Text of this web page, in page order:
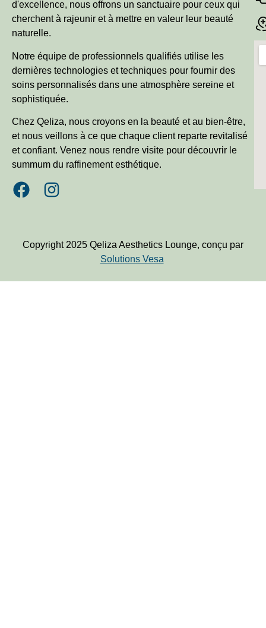
d'excellence, nous offrons un sanctuaire pour ceux qui
cherchent à rajeunir et à mettre en valeur leur beauté
naturelle.
Notre équipe de professionnels qualifiés utilise les
dernières technologies et techniques pour fournir des
soins personnalisés dans une atmosphère sereine et
sophistiquée.
Chez Qeliza, nous croyons en la beauté et au bien-être,
et nous veillons à ce que chaque client reparte revitalisé
et confiant. Venez nous rendre visite pour découvrir le
summum du raffinement esthétique.
Copyright 2025 Qeliza Aesthetics Lounge, conçu par
Solutions Vesa